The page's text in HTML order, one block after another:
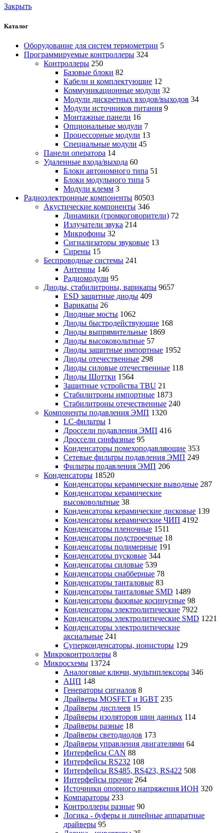
Закрыть
Каталог
Оборудование для систем термометрии 5
Программируемые контроллеры 324
Контроллеры 250
Базовые блоки 82
Кабели и комплектующие 12
Коммуникационные модули 32
Модули дискретных входов/выходов 34
Модули источников питания 9
Монтажные панели 16
Опциональные модули 7
Процессорные модули 13
Специальные модули 45
Панели оператора 14
Удаленные входа/выхода 60
Блоки автономного типа 51
Блоки модульного типа 5
Модули клемм 3
Радиоэлектронные компоненты 80503
Акустические компоненты 346
Динамики (громкоговорители) 72
Излучатели звука 214
Микрофоны 32
Сигнализаторы звуковые 13
Сирены 15
Беспроводные системы 241
Антенны 146
Радиомодули 95
Диоды, стабилитроны, варикапы 9657
ESD защитные диоды 409
Варикапы 26
Диодные мосты 1062
Диоды быстродействующие 168
Диоды выпрямительные 1869
Диоды высоковольтные 57
Диоды защитные импортные 1952
Диоды отечественные 298
Диоды силовые отечественные 118
Диоды Шоттки 1564
Защитные устройства TBU 21
Стабилитроны импортные 1873
Стабилитроны отечественные 240
Компоненты подавления ЭМП 1320
LC-фильтры 1
Дроссели подавления ЭМП 416
Дроссели синфазные 95
Конденсаторы помехоподавляющие 353
Сетевые фильтры подавления ЭМП 249
Фильтры подавления ЭМП 206
Конденсаторы 18520
Конденсаторы керамические выводные 287
Конденсаторы керамические
высоковольтные 38
Конденсаторы керамические дисковые 139
Конденсаторы керамические ЧИП 4192
Конденсаторы пленочные 1511
Конденсаторы подстроечные 18
Конденсаторы полимерные 191
Конденсаторы пусковые 344
Конденсаторы силовые 539
Конденсаторы снабберные 78
Конденсаторы танталовые 83
Конденсаторы танталовые SMD 1489
Конденсаторы фазовые косинусные 98
Конденсаторы электролитические 7922
Конденсаторы электролитические SMD 1221
Конденсаторы электролитические
аксиальные 241
Суперконденсаторы, ионисторы 129
Микроконтроллеры 8
Микросхемы 13724
Аналоговые ключи, мультиплексоры 346
АЦП 148
Генераторы сигналов 8
Драйверы MOSFET и IGBT 235
Драйверы дисплеев 15
Драйверы изоляторов шин данных 114
Драйверы разные 18
Драйверы светодиодов 173
Драйверы управления двигателями 64
Интерфейсы CAN 88
Интерфейсы RS232 108
Интерфейсы RS485, RS423, RS422 508
Интерфейсы прочие 264
Источники опорного напряжения ИОН 320
Компараторы 233
Контроллеры разные 90
Логика - буферы и линейные аппаратные
драйверы 95